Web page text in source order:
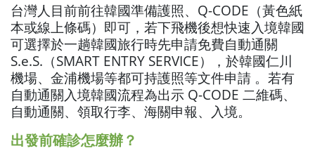
台灣人目前前往韓國準備護照、Q-CODE（黃色紙
本或線上條碼）即可，若下飛機後想快速入境韓國
可選擇於一趟韓國旅行時先申請免費自動通關
S.e.S.（SMART ENTRY SERVICE），於韓國仁川
機場、金浦機場等都可持護照等文件申請 。若有
自動通關入境韓國流程為出示 Q-CODE 二維碼、
自動通關、領取行李、海關申報、入境。
出發前確診怎麼辦？